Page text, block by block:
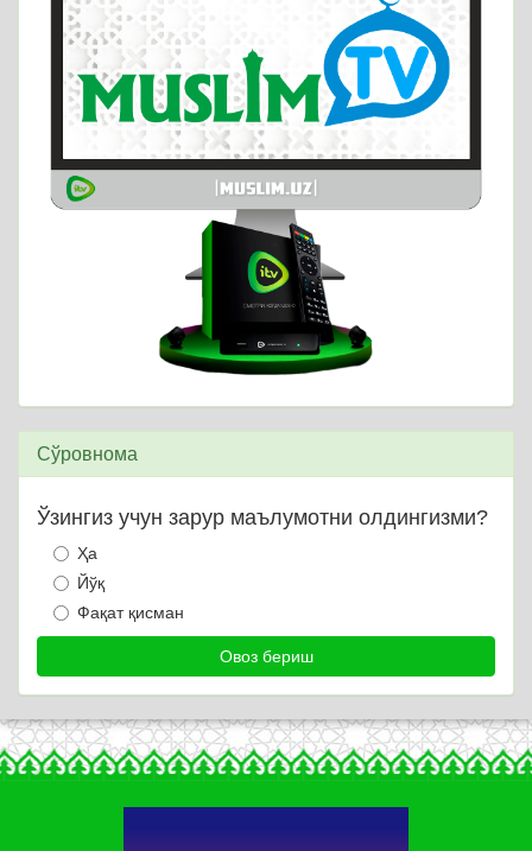
Сўровнома
Ўзингиз учун зарур маълумотни олдингизми?
Ҳа
Йўқ
Фақат қисман